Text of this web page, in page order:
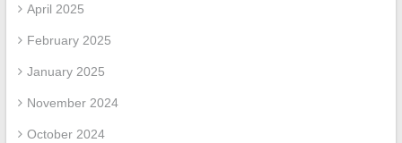
April 2025
February 2025
January 2025
November 2024
October 2024